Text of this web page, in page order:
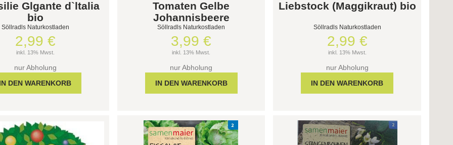
Glgante d`ltalia
bio
Söllradls Naturkostladen
2,99 €
inkl. 13% Mwst.
nur Abholung
Tomaten Gelbe
Johannisbeere
Söllradls Naturkostladen
3,99 €
inkl. 13% Mwst.
nur Abholung
Liebstock (Maggikraut) bio
Söllradls Naturkostladen
2,99 €
inkl. 13% Mwst.
nur Abholung